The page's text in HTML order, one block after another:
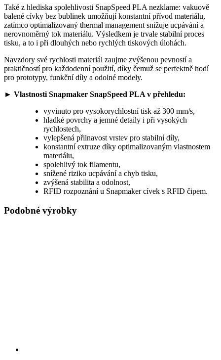
Také z hlediska spolehlivosti SnapSpeed PLA nezklame: vakuově
balené cívky bez bublinek umožňují konstantní přívod materiálu,
zatímco optimalizovaný thermal management snižuje ucpávání a
nerovnoměrný tok materiálu. Výsledkem je trvale stabilní proces
tisku, a to i při dlouhých nebo rychlých tiskových úlohách.
Navzdory své rychlosti materiál zaujme zvýšenou pevností a
praktičností pro každodenní použití, díky čemuž se perfektně hodí
pro prototypy, funkční díly a odolné modely.
► Vlastnosti Snapmaker SnapSpeed PLA v přehledu:
vyvinuto pro vysokorychlostní tisk až 300 mm/s,
hladké povrchy a jemné detaily i při vysokých
rychlostech,
vylepšená přilnavost vrstev pro stabilní díly,
konstantní extruze díky optimalizovaným vlastnostem
materiálu,
spolehlivý tok filamentu,
snížené riziko ucpávání a chyb tisku,
zvýšená stabilita a odolnost,
RFID rozpoznání u Snapmaker cívek s RFID čipem.
Podobné výrobky